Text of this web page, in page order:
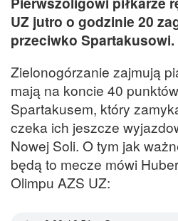
UZ jutro o godzinie 20
przeciwko Spartakusowi.
Zielonogórzanie zajmują
mają na koncie 40
Spartakusem, który
czeka ich jeszcze
Nowej Soli. O tym jak
będą to mecze mówi
Olimpu AZS UZ: